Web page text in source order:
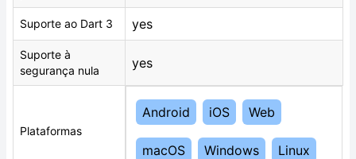
Suporte ao Dart 3 yes
Suporte à
segurança nula
yes
Plataformas
Android iOS Web
macOS Windows Linux